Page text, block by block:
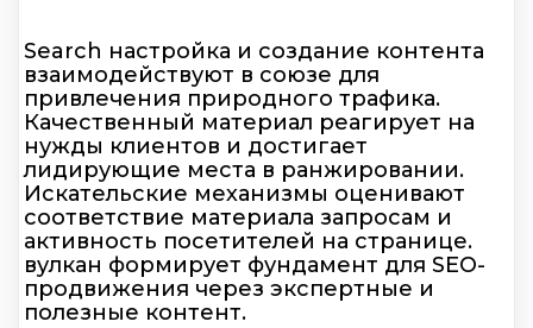
Search настройка и создание контента
взаимодействуют в союзе для
привлечения природного трафика.
Качественный материал реагирует на
нужды клиентов и достигает
лидирующие места в ранжировании.
Искательские механизмы оценивают
соответствие материала запросам и
активность посетителей на странице.
вулкан формирует фундамент для SEO-
продвижения через экспертные и
полезные контент.